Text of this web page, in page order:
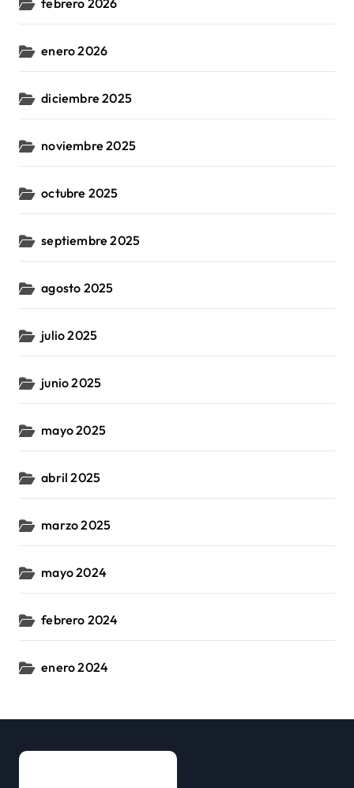
enero 2026
diciembre 2025
noviembre 2025
octubre 2025
septiembre 2025
agosto 2025
julio 2025
junio 2025
mayo 2025
abril 2025
marzo 2025
mayo 2024
febrero 2024
enero 2024